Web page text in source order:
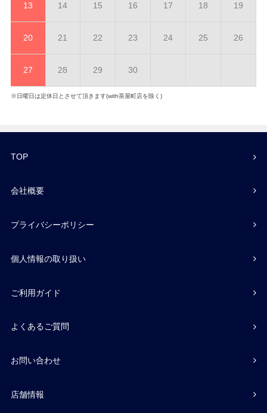
13 14 15 16 17 18 19
20 21 22 23 24 25 26
27 28 29 30
※日曜日は定休日とさせて頂きます(with茶屋町店を除く)
TOP
会社概要
プライバシーポリシー
個人情報の取り扱い
ご利用ガイド
よくあるご質問
お問い合わせ
店舗情報